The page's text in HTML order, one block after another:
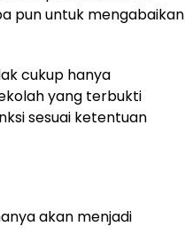
pun untuk mengabaikan
cukup hanya
yang terbukti
sesuai ketentuan
akan menjadi